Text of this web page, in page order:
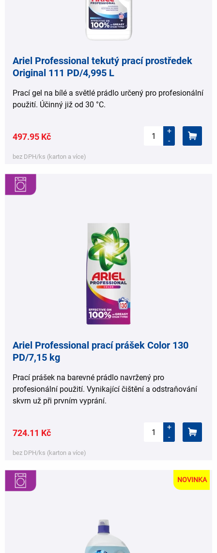
Ariel Professional tekutý prací prostředek
Original 111 PD/4,995 L
Prací gel na bílé a světlé prádlo určený pro profesionální
použití. Účinný již od 30 °C.
497.95 Kč
+
-
bez DPH/ks (karton a více)
Ariel Professional prací prášek Color 130
PD/7,15 kg
Prací prášek na barevné prádlo navržený pro
profesionální použití. Vynikající čištění a odstraňování
skvrn už při prvním vyprání.
724.11 Kč
+
-
bez DPH/ks (karton a více)
NOVINKA